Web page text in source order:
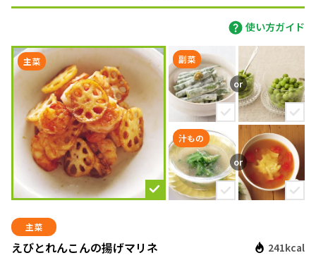
使い方ガイド
主菜 副菜
汁もの
主菜
えびとれんこんの揚げマリネ 241kcal